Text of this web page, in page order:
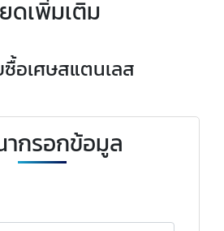
ดเพิ่มเติม
อเศษสแตนเลส
กรอกข้อมูล